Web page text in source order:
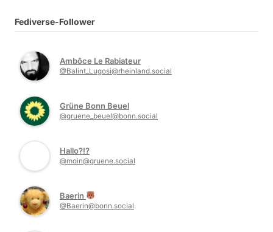
Fediverse-Follower
Ambôce Le Rabiateur
@Balint_Lugosi@rheinland.social
Grüne Bonn Beuel
@gruene_beuel@bonn.social
Hallo?!?
@moin@gruene.social
Baerin
@Baerin@bonn.social